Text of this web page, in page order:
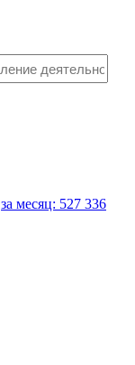
за месяц: 527 336